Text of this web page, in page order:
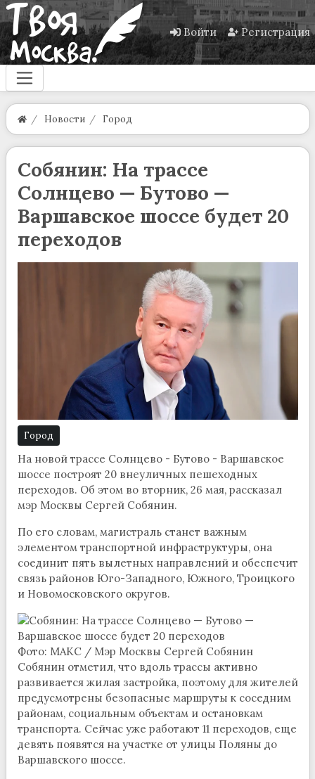
Войти Регистрация
Новости Город
Собянин: На трассе
Солнцево — Бутово —
Варшавское шоссе будет 20
переходов
Город
На новой трассе Солнцево - Бутово - Варшавское
шоссе построят 20 внеуличных пешеходных
переходов. Об этом во вторник, 26 мая, рассказал
мэр Москвы Сергей Собянин.
По его словам, магистраль станет важным
элементом транспортной инфраструктуры, она
соединит пять вылетных направлений и обеспечит
связь районов Юго-Западного, Южного, Троицкого
и Новомосковского округов.
Фото: МАКС / Мэр Москвы Сергей Собянин
Собянин отметил, что вдоль трассы активно
развивается жилая застройка, поэтому для жителей
предусмотрены безопасные маршруты к соседним
районам, социальным объектам и остановкам
транспорта. Сейчас уже работают 11 переходов, еще
девять появятся на участке от улицы Поляны до
Варшавского шоссе.